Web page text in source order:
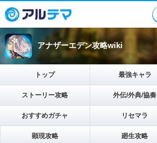
アナザーエデン攻略wiki
トップ 最強キャラ
ストーリー攻略 外伝/外典/協奏
おすすめガチャ リセマラ
顕現攻略 廻生攻略